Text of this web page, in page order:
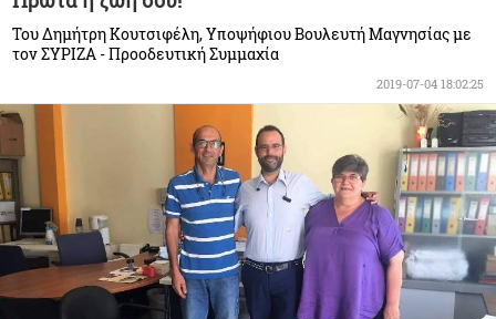
Του Δημήτρη Κουτσιφέλη, Υποψήφιου Βουλευτή Μαγνησίας με
τον ΣΥΡΙΖΑ - Προοδευτική Συμμαχία
2019-07-04 18:02:25